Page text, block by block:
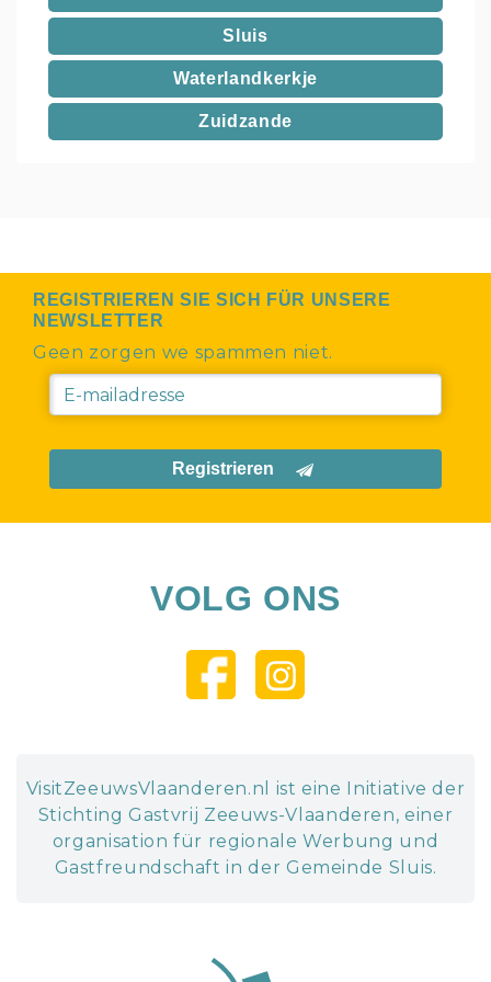
Sluis
Waterlandkerkje
Zuidzande
REGISTRIEREN SIE SICH FÜR UNSERE
NEWSLETTER
Geen zorgen we spammen niet.
Registrieren
VOLG ONS
VisitZeeuwsVlaanderen.nl ist eine Initiative der
Stichting Gastvrij Zeeuws-Vlaanderen, einer
organisation für regionale Werbung und
Gastfreundschaft in der Gemeinde Sluis.